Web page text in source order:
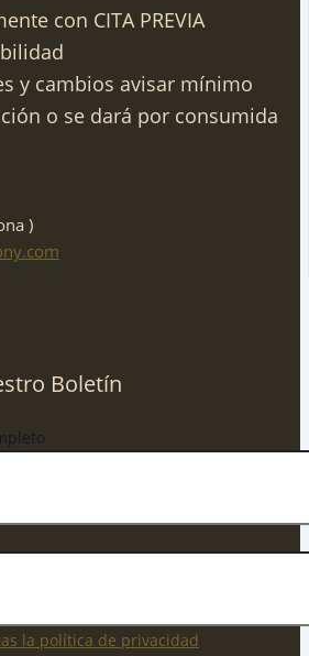
con CITA PREVIA
y cambios avisar mínimo
o se dará por consumida
)
Boletín
la política de privacidad